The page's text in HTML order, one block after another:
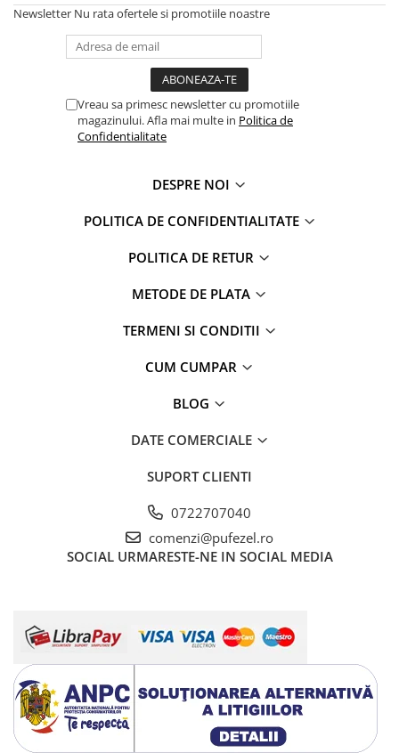
Newsletter Nu rata ofertele si promotiile noastre
Vreau sa primesc newsletter cu promotiile
magazinului. Afla mai multe in Politica de
Confidentialitate
DESPRE NOI
POLITICA DE CONFIDENTIALITATE
POLITICA DE RETUR
METODE DE PLATA
TERMENI SI CONDITII
CUM CUMPAR
BLOG
DATE COMERCIALE
SUPORT CLIENTI
0722707040
comenzi@pufezel.ro
SOCIAL URMARESTE-NE IN SOCIAL MEDIA